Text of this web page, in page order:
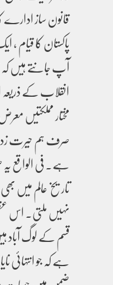
قانون ساز ادارے
پاکستان کا قیام
آپ جانتے ہیں
انقلاب کے ذریعہ
مختار مملکتیں
صرف ہم حیرت زدہ
ہے۔ فی الواقع
تاریخ عالم میں
نہیں ملتی۔ اس
قسم کے لوگ آباد
ہے کہ جو